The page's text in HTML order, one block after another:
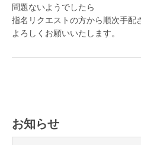
問題ないようでしたら
指名リクエストの方から順次手配
よろしくお願いいたします。
お知らせ